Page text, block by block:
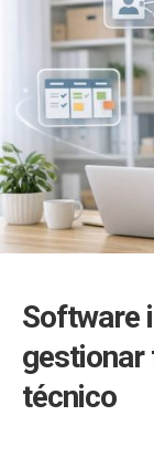
Software
gestionar
técnico